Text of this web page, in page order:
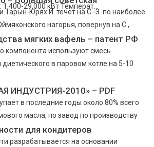
29,000 кВт Температ...
Тарын-Юрях И. течёт на С.-З. по наиболее
нагорья, повернув на С.,
мягких вафель – патент РФ
компонента используют смесь
в паровом котле на 5-10
ИНДУСТРИЯ-2010» – PDF
в последние годы около 80% всего
масла, по завод по производству
для кондитеров
разрабатывается на основании